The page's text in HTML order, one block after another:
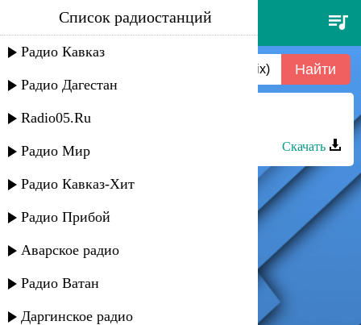
ben delay - i never felt so right
(record mix)
Список радиостанций
Радио Кавказ
Радио Дагестан
Radio05.Ru
Радио Мир
Радио Кавказ-Хит
Радио Прибой
Аварское радио
Радио Ватан
Даргинское радио
Шадвал группа - Михьи ашкъи
Скачать